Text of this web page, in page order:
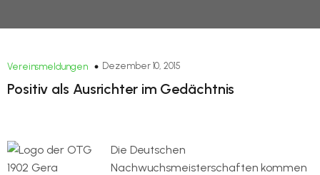
Vereinsmeldungen Dezember 10, 2015
Positiv als Ausrichter im Gedächtnis
Die Deutschen
Nachwuchsmeisterschaften kommen